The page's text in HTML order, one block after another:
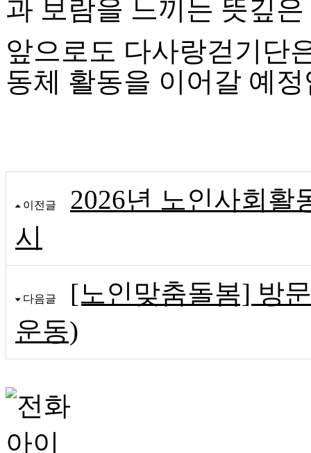
과 보람을 느끼는 뜻깊
앞으로도 다사랑걷기단
동체 활동을 이어갈 예
이전글
2026년 노인사회활
시
다음글
[노인맞춤돌봄] 방
운동)